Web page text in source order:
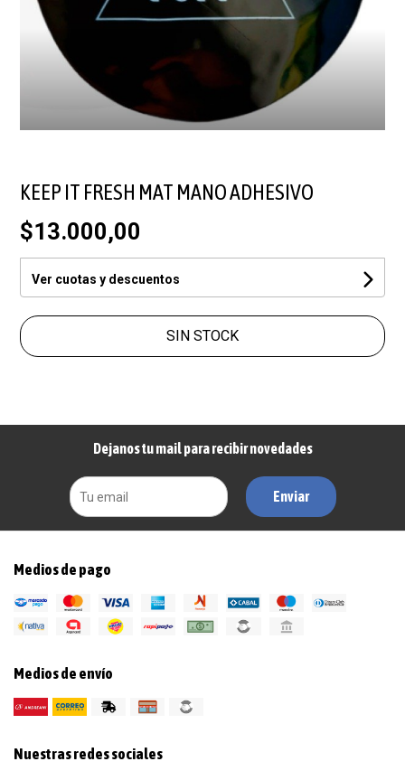
KEEP IT FRESH MAT MANO ADHESIVO
$13.000,00
Ver cuotas y descuentos
SIN STOCK
Dejanos tu mail para recibir novedades
Enviar
Medios de pago
Medios de envío
Nuestras redes sociales